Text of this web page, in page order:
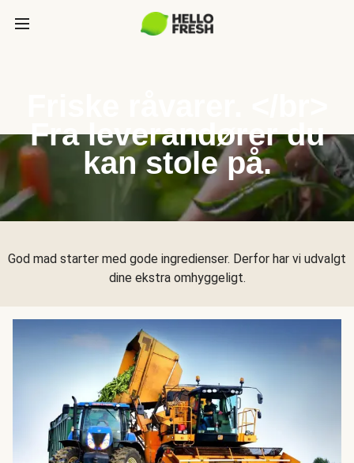
Fra leverandører du
kan stole på.
God mad starter med gode ingredienser. Derfor har vi udvalgt
dine ekstra omhyggeligt.